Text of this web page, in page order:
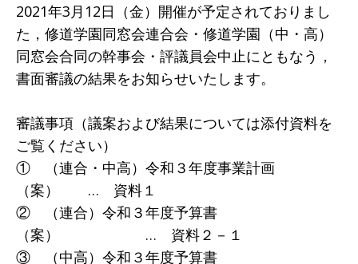
2021年3月12日（金）開催が予定されておりまし
た，修道学園同窓会連合会・修道学園（中・高）
同窓会合同の幹事会・評議員会中止にともなう，
書面審議の結果をお知らせいたします。
審議事項（議案および結果については添付資料を
ご覧ください）
① （連合・中高）令和３年度事業計画
（案） … 資料１
② （連合）令和３年度予算書
（案） … 資料２－１
③ （中高）令和３年度予算書